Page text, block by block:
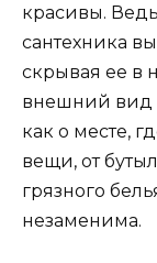
красивы.
сантехника
скрывая ее в
внешний вид
как о месте,
вещи, от
грязного
незаменима.